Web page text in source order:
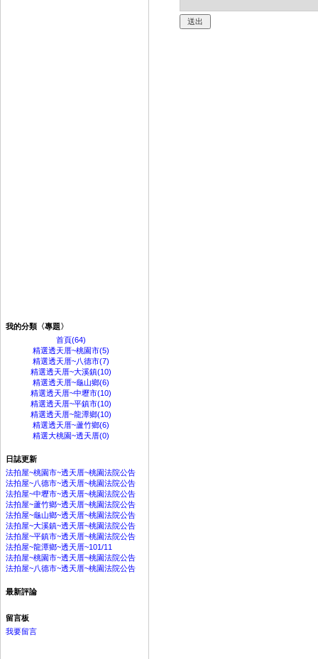
我的分類〈專題〉
首頁(64)
精選透天厝~桃園市(5)
精選透天厝~八德市(7)
精選透天厝~大溪鎮(10)
精選透天厝~龜山鄉(6)
精選透天厝~中壢市(10)
精選透天厝~平鎮市(10)
精選透天厝~龍潭鄉(10)
精選透天厝~蘆竹鄉(6)
精選大桃園~透天厝(0)
日誌更新
法拍屋~桃園市~透天厝~桃園法院公告
法拍屋~八德市~透天厝~桃園法院公告
法拍屋~中壢市~透天厝~桃園法院公告
法拍屋~蘆竹鄉~透天厝~桃園法院公告
法拍屋~龜山鄉~透天厝~桃園法院公告
法拍屋~大溪鎮~透天厝~桃園法院公告
法拍屋~平鎮市~透天厝~桃園法院公告
法拍屋~龍潭鄉~透天厝~101/11
法拍屋~桃園市~透天厝~桃園法院公告
法拍屋~八德市~透天厝~桃園法院公告
最新評論
留言板
我要留言